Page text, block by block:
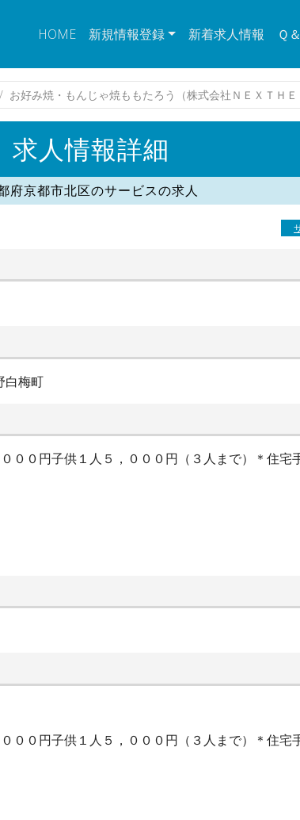
HOME 新規情報登録 新着求人情報 Ｑ
お好み焼・もんじゃ焼ももたろう（株式会社ＮＥＸＴＨＥ
求人情報詳細
府京都市北区のサービスの求人
白梅町
００円子供１人５，０００円（３人まで）＊住宅
００円子供１人５，０００円（３人まで）＊住宅